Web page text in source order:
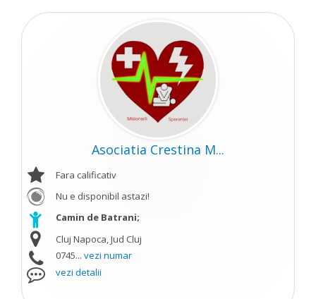
Asociatia Crestina M...
Fara calificativ
Nu e disponibil astazi!
Camin de Batrani;
Cluj Napoca, Jud Cluj
0745... vezi numar
vezi detalii